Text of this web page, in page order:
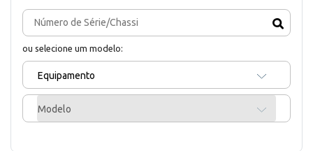
ou selecione um modelo:
Equipamento
Modelo